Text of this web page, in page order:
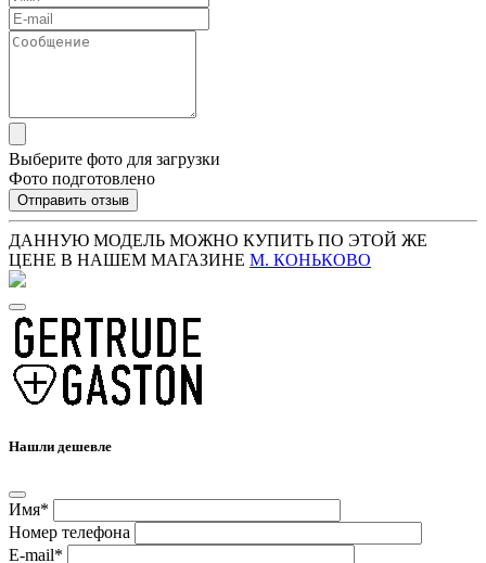
Выберите фото для загрузки
Фото подготовлено
Отправить отзыв
ДАННУЮ МОДЕЛЬ МОЖНО КУПИТЬ ПО ЭТОЙ ЖЕ
ЦЕНЕ В НАШЕМ МАГАЗИНЕ М. КОНЬКОВО
Нашли дешевле
Имя*
Номер телефона
E-mail*